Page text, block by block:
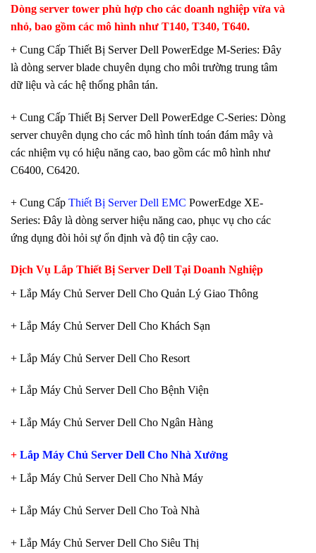
Dòng server tower phù hợp cho các doanh nghiệp vừa và
nhỏ, bao gồm các mô hình như T140, T340, T640.
+ Cung Cấp Thiết Bị Server Dell PowerEdge M-Series: Đây
là dòng server blade chuyên dụng cho môi trường trung tâm
dữ liệu và các hệ thống phân tán.
+ Cung Cấp Thiết Bị Server Dell PowerEdge C-Series: Dòng
server chuyên dụng cho các mô hình tính toán đám mây và
các nhiệm vụ có hiệu năng cao, bao gồm các mô hình như
C6400, C6420.
+ Cung Cấp Thiết Bị Server Dell EMC PowerEdge XE-
Series: Đây là dòng server hiệu năng cao, phục vụ cho các
ứng dụng đòi hỏi sự ổn định và độ tin cậy cao.
Dịch Vụ Lắp Thiết Bị Server Dell Tại Doanh Nghiệp
+ Lắp Máy Chủ Server Dell Cho Quản Lý Giao Thông
+ Lắp Máy Chủ Server Dell Cho Khách Sạn
+ Lắp Máy Chủ Server Dell Cho Resort
+ Lắp Máy Chủ Server Dell Cho Bệnh Viện
+ Lắp Máy Chủ Server Dell Cho Ngân Hàng
+ Lắp Máy Chủ Server Dell Cho Nhà Xưởng
+ Lắp Máy Chủ Server Dell Cho Nhà Máy
+ Lắp Máy Chủ Server Dell Cho Toà Nhà
+ Lắp Máy Chủ Server Dell Cho Siêu Thị